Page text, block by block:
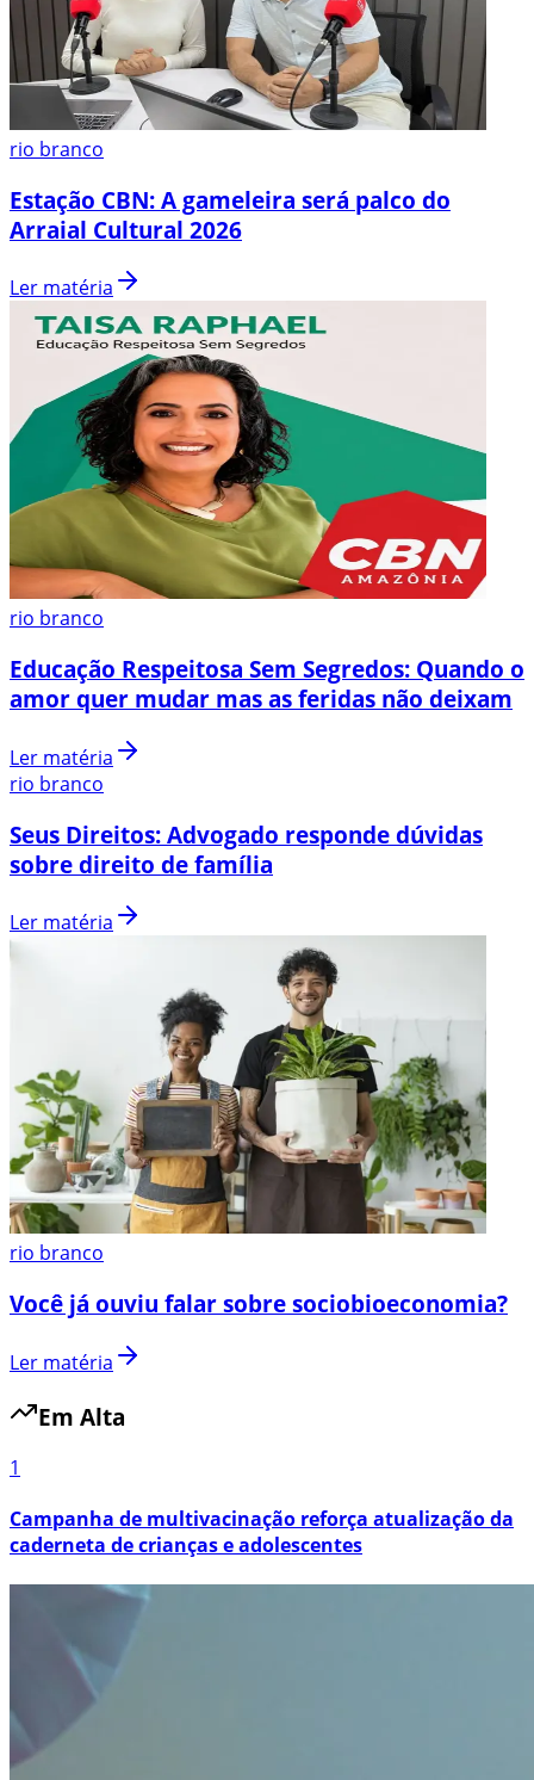
rio branco
Estação CBN: A gameleira será palco do
Arraial Cultural 2026
Ler matéria
rio branco
Educação Respeitosa Sem Segredos: Quando o
amor quer mudar mas as feridas não deixam
Ler matéria
rio branco
Seus Direitos: Advogado responde dúvidas
sobre direito de família
Ler matéria
rio branco
Você já ouviu falar sobre sociobioeconomia?
Ler matéria
Em Alta
1
Campanha de multivacinação reforça atualização da
caderneta de crianças e adolescentes